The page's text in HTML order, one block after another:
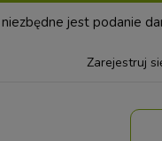
jest podanie
Zarejestruj